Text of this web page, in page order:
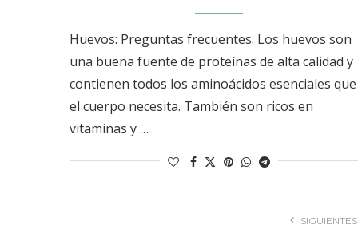
Huevos: Preguntas frecuentes. Los huevos son
una buena fuente de proteínas de alta calidad y
contienen todos los aminoácidos esenciales que
el cuerpo necesita. También son ricos en
vitaminas y …
SIGUIENTES